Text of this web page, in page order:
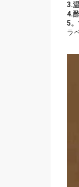
3.
4.
5
ラ